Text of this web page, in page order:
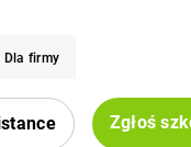
Dla firmy
Zgłoś